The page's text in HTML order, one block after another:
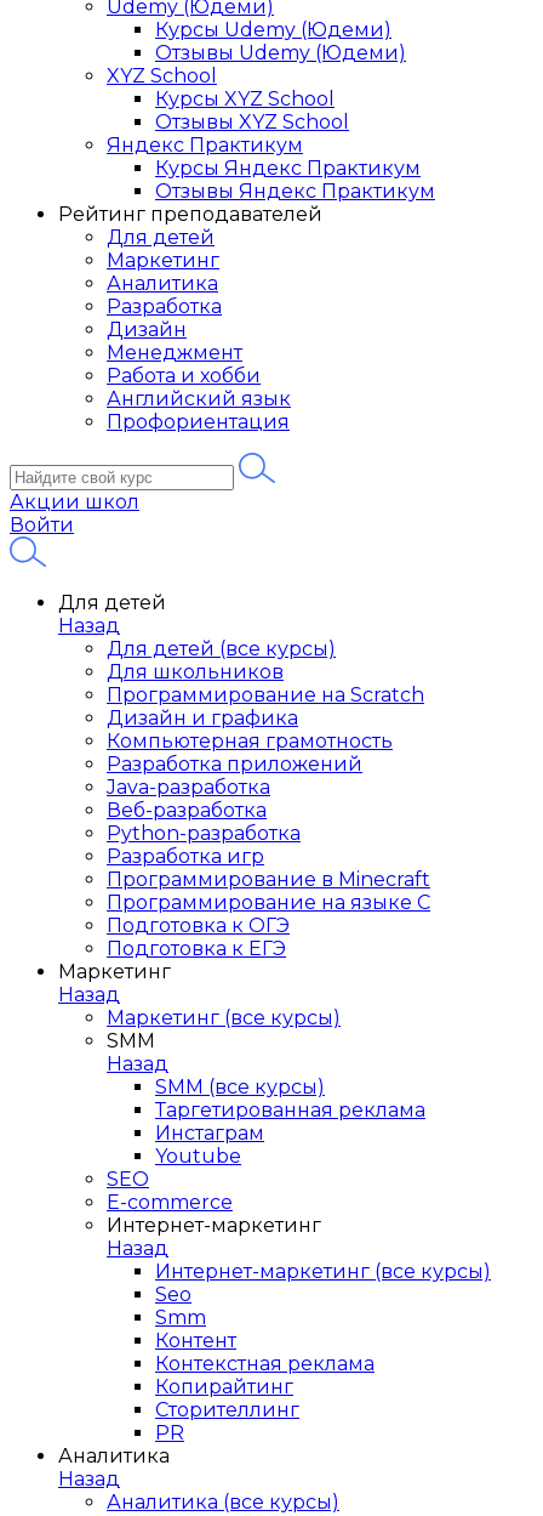
Udemy (Юдеми)
Курсы Udemy (Юдеми)
Отзывы Udemy (Юдеми)
XYZ School
Курсы XYZ School
Отзывы XYZ School
Яндекс Практикум
Курсы Яндекс Практикум
Отзывы Яндекс Практикум
Рейтинг преподавателей
Для детей
Маркетинг
Аналитика
Разработка
Дизайн
Менеджмент
Работа и хобби
Английский язык
Профориентация
Акции школ
Войти
Для детей
Назад
Для детей (все курсы)
Для школьников
Программирование на Scratch
Дизайн и графика
Компьютерная грамотность
Разработка приложений
Java-разработка
Веб-разработка
Python-разработка
Разработка игр
Программирование в Minecraft
Программирование на языке C
Подготовка к ОГЭ
Подготовка к ЕГЭ
Маркетинг
Назад
Маркетинг (все курсы)
SMM
Назад
SMM (все курсы)
Таргетированная реклама
Инстаграм
Youtube
SEO
E-сommerce
Интернет-маркетинг
Назад
Интернет-маркетинг (все курсы)
Seo
Smm
Контент
Контекстная реклама
Копирайтинг
Сторителлинг
PR
Аналитика
Назад
Аналитика (все курсы)